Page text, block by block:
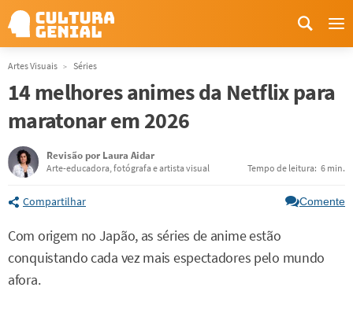
Artes Visuais Séries
14 melhores animes da Netflix para
maratonar em 2026
Revisão por Laura Aidar
Arte-educadora, fotógrafa e artista visual Tempo de leitura: 6 min.
Compartilhar Comente
Com origem no Japão, as séries de anime estão
conquistando cada vez mais espectadores pelo mundo
afora.